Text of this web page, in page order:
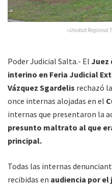
»Unidad Regional
Poder Judicial Salta.- El Juez
interino en Feria Judicial
Vázquez Sgardelis rechazó
once internas alojadas en el
internas que presentaron la
presunto maltrato al que
principal.
Todas las internas
recibidas en audiencia por el